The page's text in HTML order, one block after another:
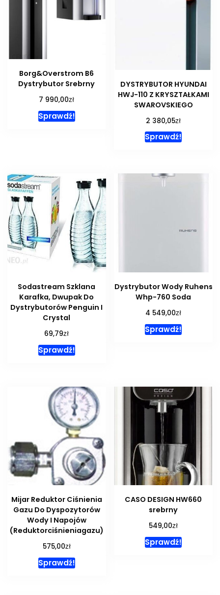
Borg&Overstrom B6
Dystrybutor Srebrny
7 990,00zł
Sprawdź!
DYSTRYBUTOR HYUNDAI
HWJ-110 Z KRYSZTAŁKAMI
SWAROVSKIEGO
2 380,05zł
Sprawdź!
Sodastream Szklana
Karafka, Dwupak Do
Dystrybutorów Penguin I
Crystal
69,79zł
Sprawdź!
Dystrybutor Wody Ruhens
Whp-760 Soda
4 549,00zł
Sprawdź!
Mijar Reduktor Ciśnienia
Gazu Do Dyspozytorów
Wody I Napojów
(Reduktorciśnieniagazu)
575,00zł
Sprawdź!
CASO DESIGN HW660
srebrny
549,00zł
Sprawdź!